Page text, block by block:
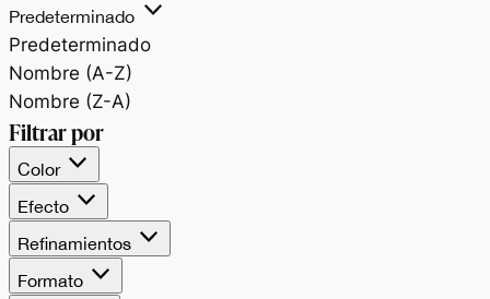
Predeterminado
Predeterminado
Nombre (A-Z)
Nombre (Z-A)
Filtrar por
Color
Efecto
Refinamientos
Formato